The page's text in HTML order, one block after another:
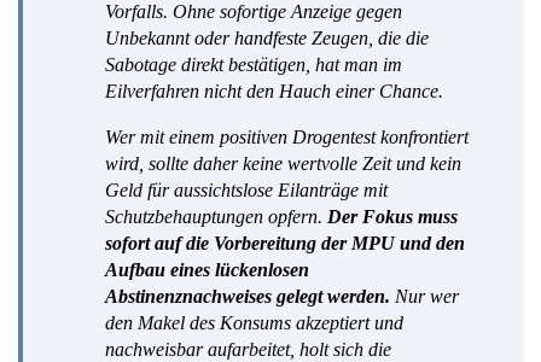
Vorfalls. Ohne sofortige Anzeige gegen
Unbekannt oder handfeste Zeugen, die die
Sabotage direkt bestätigen, hat man im
Eilverfahren nicht den Hauch einer Chance.
Wer mit einem positiven Drogentest konfrontiert
wird, sollte daher keine wertvolle Zeit und kein
Geld für aussichtslose Eilanträge mit
Schutzbehauptungen opfern. Der Fokus muss
sofort auf die Vorbereitung der MPU und den
Aufbau eines lückenlosen
Abstinenznachweises gelegt werden. Nur wer
den Makel des Konsums akzeptiert und
nachweisbar aufarbeitet, holt sich die